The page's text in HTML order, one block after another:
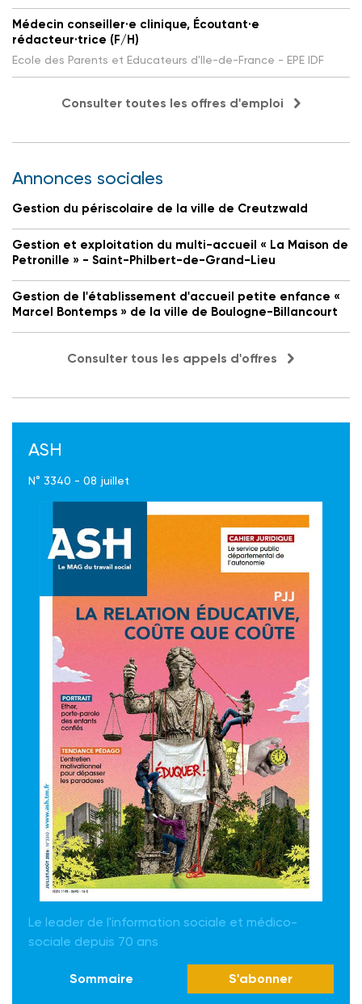
Médecin conseiller·e clinique, Écoutant·e
rédacteur·trice (F/H)
Ecole des Parents et Educateurs d'Ile-de-France - EPE IDF
Consulter toutes les offres d'emploi
Annonces sociales
Gestion du périscolaire de la ville de Creutzwald
Gestion et exploitation du multi-accueil « La Maison de
Petronille » - Saint-Philbert-de-Grand-Lieu
Gestion de l'établissement d'accueil petite enfance «
Marcel Bontemps » de la ville de Boulogne-Billancourt
Consulter tous les appels d'offres
ASH
N° 3340 - 08 juillet
Le leader de l'information sociale et médico-
sociale depuis 70 ans
Sommaire S'abonner